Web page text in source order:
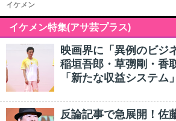
イケメン
イケメン特集(アサ芸プラス)
映画界に「異例のビジ
稲垣吾郎・草彅剛・香
「新たな収益システム」
反論記事で急展開！佐